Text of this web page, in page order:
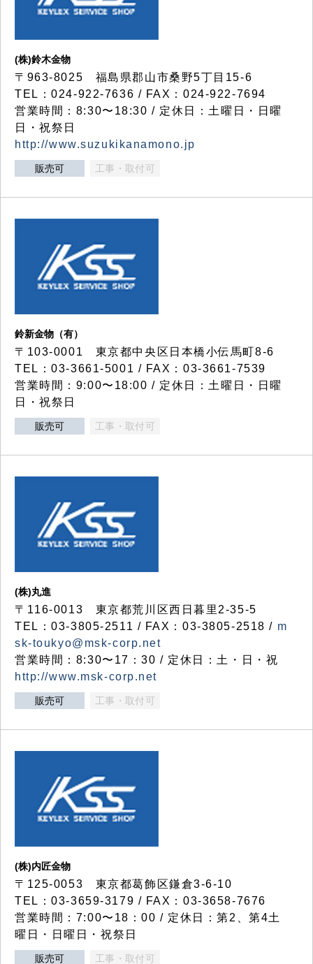
(株)鈴木金物
〒963-8025 福島県郡山市桑野5丁目15-6
TEL：024-922-7636 / FAX：024-922-7694
営業時間：8:30〜18:30 / 定休日：土曜日・日曜
日・祝祭日
http://www.suzukikanamono.jp
販売可 工事・取付可
鈴新金物（有）
〒103-0001 東京都中央区日本橋小伝馬町8-6
TEL：03-3661-5001 / FAX：03-3661-7539
営業時間：9:00〜18:00 / 定休日：土曜日・日曜
日・祝祭日
販売可 工事・取付可
(株)丸進
〒116-0013 東京都荒川区西日暮里2-35-5
TEL：03-3805-2511 / FAX：03-3805-2518 / m
sk-toukyo@msk-corp.net
営業時間：8:30〜17：30 / 定休日：土・日・祝
http://www.msk-corp.net
販売可 工事・取付可
(株)内匠金物
〒125-0053 東京都葛飾区鎌倉3-6-10
TEL：03-3659-3179 / FAX：03-3658-7676
営業時間：7:00〜18：00 / 定休日：第2、第4土
曜日・日曜日・祝祭日
販売可 工事・取付可